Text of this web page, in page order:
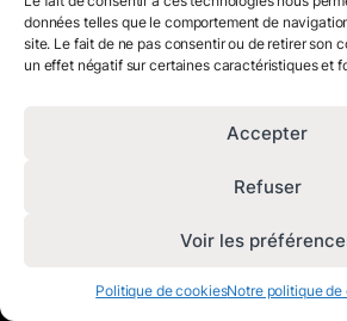
données telles que le comportement de
site. Le fait de ne pas consentir ou de retirer son
un effet négatif sur certaines caractéristiques et
Accepter
Refuser
Voir les
Politique de cookiesNotre politique